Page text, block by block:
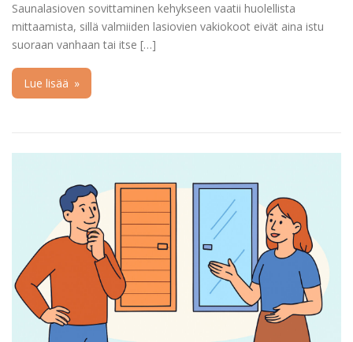
Saunalasioven sovittaminen kehykseen vaatii huolellista
mittaamista, sillä valmiiden lasiovien vakiokoot eivät aina istu
suoraan vanhaan tai itse […]
Lue lisää »